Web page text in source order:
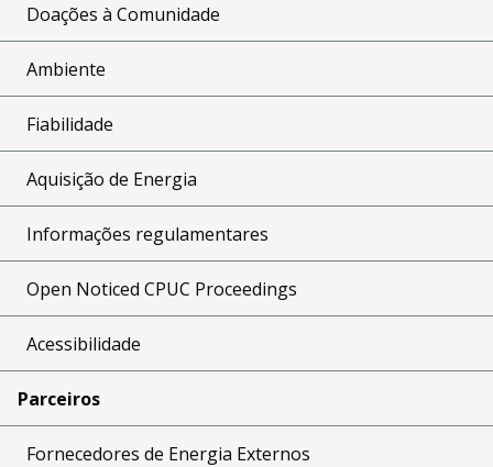
Doações à Comunidade
Ambiente
Fiabilidade
Aquisição de Energia
Informações regulamentares
Open Noticed CPUC Proceedings
Acessibilidade
Parceiros
Fornecedores de Energia Externos